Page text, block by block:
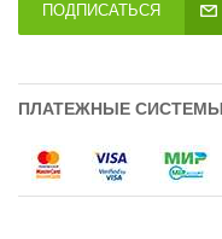
ПОДПИСАТЬСЯ
ПЛАТЕЖНЫЕ СИСТЕМЫ